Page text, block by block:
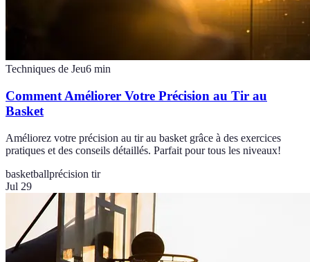
Techniques de Jeu6 min
Comment Améliorer Votre Précision au Tir au
Basket
Améliorez votre précision au tir au basket grâce à des exercices
pratiques et des conseils détaillés. Parfait pour tous les niveaux!
basketballprécision tir
Jul 29